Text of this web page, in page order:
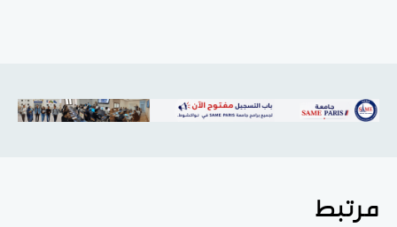
مرتبط